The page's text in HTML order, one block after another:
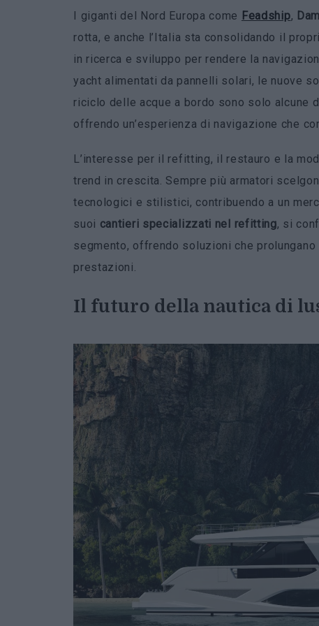
I giganti del Nord Europa come Feadship,
rotta, e anche l’Italia sta consolidando il
in ricerca e sviluppo per rendere la
yacht alimentati da pannelli solari, le nuove
riciclo delle acque a bordo sono solo alcune
offrendo un’esperienza di navigazione che
L’interesse per il refitting, il restauro e la
trend in crescita. Sempre più armatori
tecnologici e stilistici, contribuendo a un
suoi cantieri specializzati nel refitting, si
segmento, offrendo soluzioni che
prestazioni.
Il futuro della nautica di